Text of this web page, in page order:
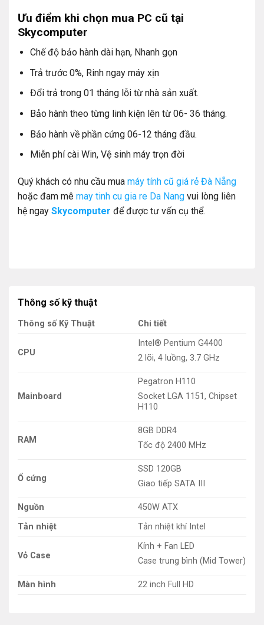
Ưu điểm khi chọn mua PC cũ tại
Skycomputer
Chế độ bảo hành dài hạn, Nhanh gọn
Trả trước 0%, Rinh ngay máy xịn
Đổi trả trong 01 tháng lỗi từ nhà sản xuất.
Bảo hành theo từng linh kiện lên từ 06- 36 tháng.
Bảo hành về phần cứng 06-12 tháng đầu.
Miễn phí cài Win, Vệ sinh máy trọn đời
Quý khách có nhu cầu mua máy tính cũ giá rẻ Đà Nẵng
hoặc đam mê may tinh cu gia re Da Nang vui lòng liên
hệ ngay Skycomputer để được tư vấn cụ thể.
Thông số kỹ thuật
Thông số Kỹ Thuật Chi tiết
CPU
Intel® Pentium G4400
2 lõi, 4 luồng, 3.7 GHz
Mainboard
Pegatron H110
Socket LGA 1151, Chipset
H110
RAM
8GB DDR4
Tốc độ 2400 MHz
Ổ cứng
SSD 120GB
Giao tiếp SATA III
Nguồn
450W ATX
Tản nhiệt
Tản nhiệt khí Intel
Vỏ Case
Kính + Fan LED
Case trung bình (Mid Tower)
Màn hình 22 inch Full HD